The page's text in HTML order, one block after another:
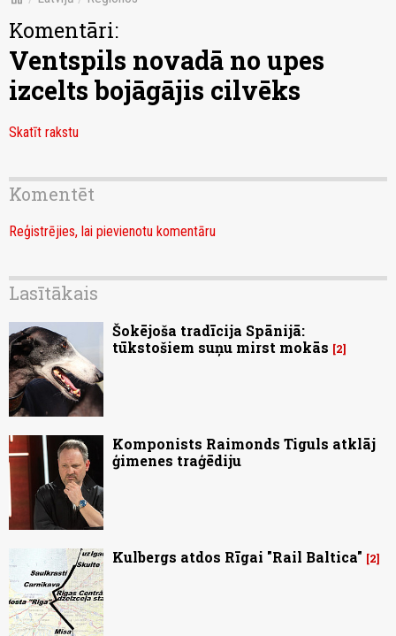
Komentāri:
Ventspils novadā no upes
izcelts bojāgājis cilvēks
Skatīt rakstu
Komentēt
Reģistrējies, lai pievienotu komentāru
Lasītākais
Šokējoša tradīcija Spānijā:
tūkstošiem suņu mirst mokās
2
Komponists Raimonds Tiguls atklāj
ģimenes traģēdiju
Kulbergs atdos Rīgai "Rail Baltica" 2